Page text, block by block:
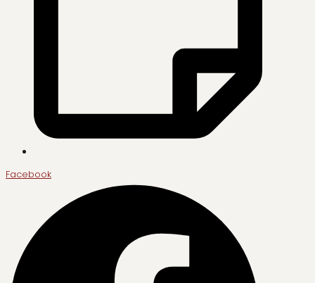
Facebook